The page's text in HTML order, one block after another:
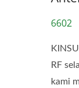
6602
RF
kami